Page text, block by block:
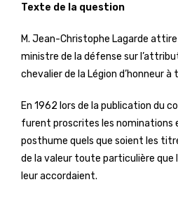
Texte de la question
M. Jean-Christophe Lagarde attire
ministre de la défense sur
chevalier de la Légion d’honneur
En 1962 lors de la publication du
furent proscrites les
posthume quels que soient les
de la valeur toute particulière que
leur accordaient.